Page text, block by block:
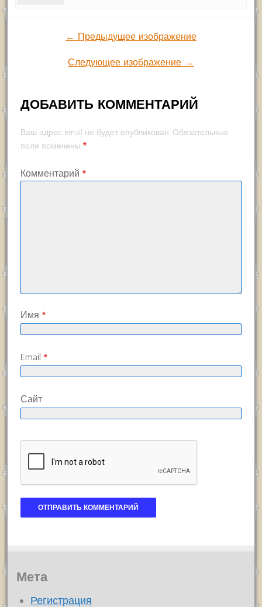
← Предыдущее изображение
Следующее изображение →
ДОБАВИТЬ КОММЕНТАРИЙ
Ваш адрес email не будет опубликован. Обязательные
поля помечены *
Комментарий *
Имя *
Email *
Сайт
Мета
Регистрация